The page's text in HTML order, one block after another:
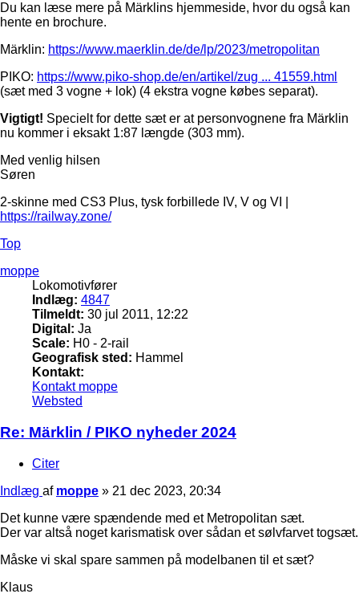
Du kan læse mere på Märklins hjemmeside, hvor du også kan
hente en brochure.
Märklin: https://www.maerklin.de/de/lp/2023/metropolitan
PIKO: https://www.piko-shop.de/en/artikel/zug ... 41559.html
(sæt med 3 vogne + lok) (4 ekstra vogne købes separat).
Vigtigt! Specielt for dette sæt er at personvognene fra Märklin
nu kommer i eksakt 1:87 længde (303 mm).
Med venlig hilsen
Søren
2-skinne med CS3 Plus, tysk forbillede IV, V og VI |
https://railway.zone/
Top
moppe
Lokomotivfører
Indlæg: 4847
Tilmeldt: 30 jul 2011, 12:22
Digital: Ja
Scale: H0 - 2-rail
Geografisk sted: Hammel
Kontakt:
Kontakt moppe
Websted
Re: Märklin / PIKO nyheder 2024
Citer
Indlæg af moppe » 21 dec 2023, 20:34
Det kunne være spændende med et Metropolitan sæt.
Der var altså noget karismatisk over sådan et sølvfarvet togsæt.
Måske vi skal spare sammen på modelbanen til et sæt?
Klaus